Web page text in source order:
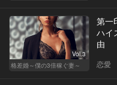
Vol.3
格差婚～僕の3倍稼ぐ妻～
第一
ハイ
由
恋愛